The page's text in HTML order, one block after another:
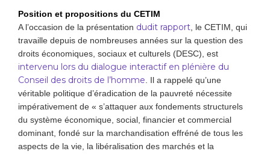
Position et propositions du CETIM
A l’occasion de la présentation dudit rapport , le CETIM, qui
travaille depuis de nombreuses années sur la question des
droits économiques, sociaux et culturels (DESC), est
intervenu lors du dialogue interactif en plénière du
Conseil des droits de l’homme . Il a rappelé qu’une
véritable politique d’éradication de la pauvreté nécessite
impérativement de « s’attaquer aux fondements structurels
du système économique, social, financier et commercial
dominant, fondé sur la marchandisation effréné de tous les
aspects de la vie, la libéralisation des marchés et la